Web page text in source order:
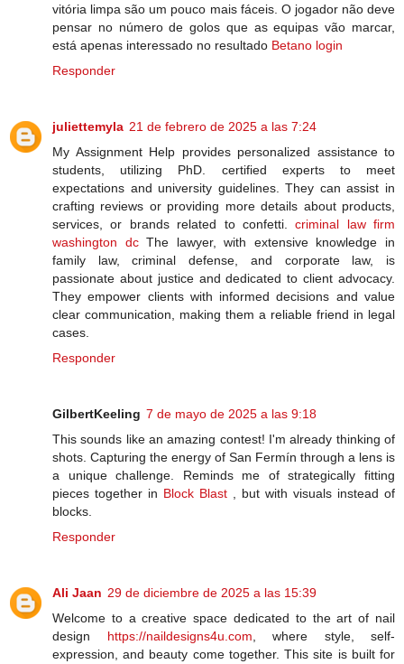
vitória limpa são um pouco mais fáceis. O jogador não deve
pensar no número de golos que as equipas vão marcar,
está apenas interessado no resultado Betano login
Responder
juliettemyla 21 de febrero de 2025 a las 7:24
My Assignment Help provides personalized assistance to
students, utilizing PhD. certified experts to meet
expectations and university guidelines. They can assist in
crafting reviews or providing more details about products,
services, or brands related to confetti.criminal law firm
washington dcThe lawyer, with extensive knowledge in
family law, criminal defense, and corporate law, is
passionate about justice and dedicated to client advocacy.
They empower clients with informed decisions and value
clear communication, making them a reliable friend in legal
cases.
Responder
GilbertKeeling 7 de mayo de 2025 a las 9:18
This sounds like an amazing contest! I'm already thinking of
shots. Capturing the energy of San Fermín through a lens is
a unique challenge. Reminds me of strategically fitting
pieces together in Block Blast , but with visuals instead of
blocks.
Responder
Ali Jaan 29 de diciembre de 2025 a las 15:39
Welcome to a creative space dedicated to the art of nail
design https://naildesigns4u.com , where style, self-
expression, and beauty come together. This site is built for